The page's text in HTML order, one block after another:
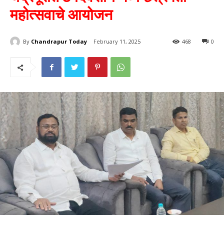
महोत्सवाचे आयोजन
By Chandrapur Today February 11, 2025 0
468